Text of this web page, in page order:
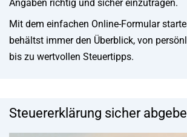
Angaben richtig und sicher einzutragen.
Mit dem einfachen Online-Formular
behältst immer den Überblick, von
bis zu wertvollen Steuertipps.
Steuererklärung sicher